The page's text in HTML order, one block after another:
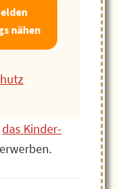
nähen
das Kinder-
erwerben.